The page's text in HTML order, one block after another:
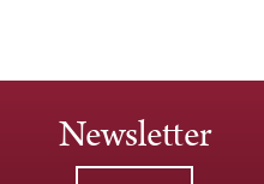
Newsletter